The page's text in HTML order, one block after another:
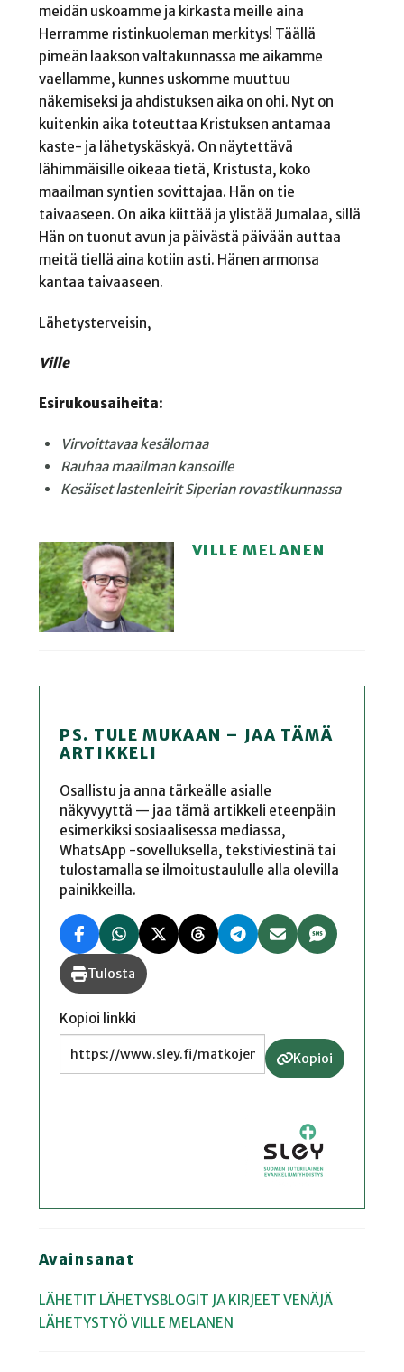
meidän uskoamme ja kirkasta meille aina
Herramme ristinkuoleman merkitys! Täällä
pimeän laakson valtakunnassa me aikamme
vaellamme, kunnes uskomme muuttuu
näkemiseksi ja ahdistuksen aika on ohi. Nyt on
kuitenkin aika toteuttaa Kristuksen antamaa
kaste- ja lähetyskäskyä. On näytettävä
lähimmäisille oikeaa tietä, Kristusta, koko
maailman syntien sovittajaa. Hän on tie
taivaaseen. On aika kiittää ja ylistää Jumalaa, sillä
Hän on tuonut avun ja päivästä päivään auttaa
meitä tiellä aina kotiin asti. Hänen armonsa
kantaa taivaaseen.
Lähetysterveisin,
Ville
Esirukousaiheita:
Virvoittavaa kesälomaa
Rauhaa maailman kansoille
Kesäiset lastenleirit Siperian rovastikunnassa
VILLE MELANEN
PS. TULE MUKAAN – JAA TÄMÄ
ARTIKKELI
Osallistu ja anna tärkeälle asialle
näkyvyyttä — jaa tämä artikkeli eteenpäin
esimerkiksi sosiaalisessa mediassa,
WhatsApp -sovelluksella, tekstiviestinä tai
tulostamalla se ilmoitustaululle alla olevilla
painikkeilla.
Tulosta
Kopioi linkki
Kopioi
Avainsanat
LÄHETIT LÄHETYSBLOGIT JA KIRJEET VENÄJÄ
LÄHETYSTYÖ VILLE MELANEN